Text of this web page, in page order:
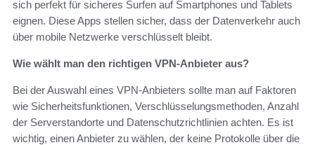
sich perfekt für sicheres Surfen auf Smartphones und Tablets
eignen. Diese Apps stellen sicher, dass der Datenverkehr auch
über mobile Netzwerke verschlüsselt bleibt.
Wie wählt man den richtigen VPN-Anbieter aus?
Bei der Auswahl eines VPN-Anbieters sollte man auf Faktoren
wie Sicherheitsfunktionen, Verschlüsselungsmethoden, Anzahl
der Serverstandorte und Datenschutzrichtlinien achten. Es ist
wichtig, einen Anbieter zu wählen, der keine Protokolle über die